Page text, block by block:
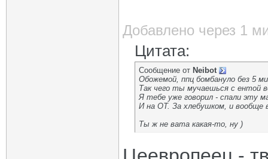
Добавлено через 1
Цитата:
Сообщение от Neibot
Обожемой, ппц бомбануло без 5
Так чего ты мучаешься с ентой
Я тебе уже говорил - спали эту
И на ОТ. За хлебушком, и вообще
Ты ж не вата какая-то, ну )